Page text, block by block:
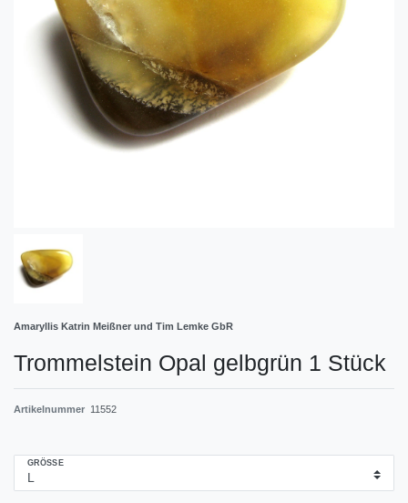
Amaryllis Katrin Meißner und Tim Lemke GbR
Trommelstein Opal gelbgrün 1 Stück
Artikelnummer 11552
GRÖSSE